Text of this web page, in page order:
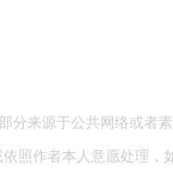
分来源于公共网络或者
照作者本人意愿处理，